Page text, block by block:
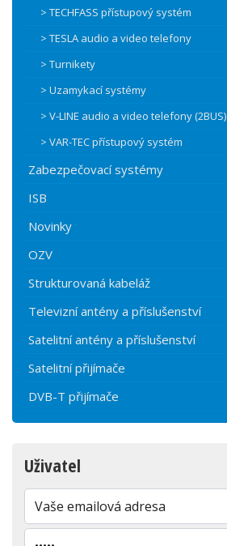
> TECHFASS přístupový systém
> TESLA audio a video telefony
> Turnikety
> Uzamykací systémy
> V-LINE audio a video telefony (2BUS)
> VAR-TEC přístupový systém
Zabezpečovací systémy
ISB
Novinky
OZV
Strukturovaná kabeláž
Televizní antény a příslušenství
Satelitní antény a příslušenství
Satelitní přijímače
DVB-T přijímače
Uživatel